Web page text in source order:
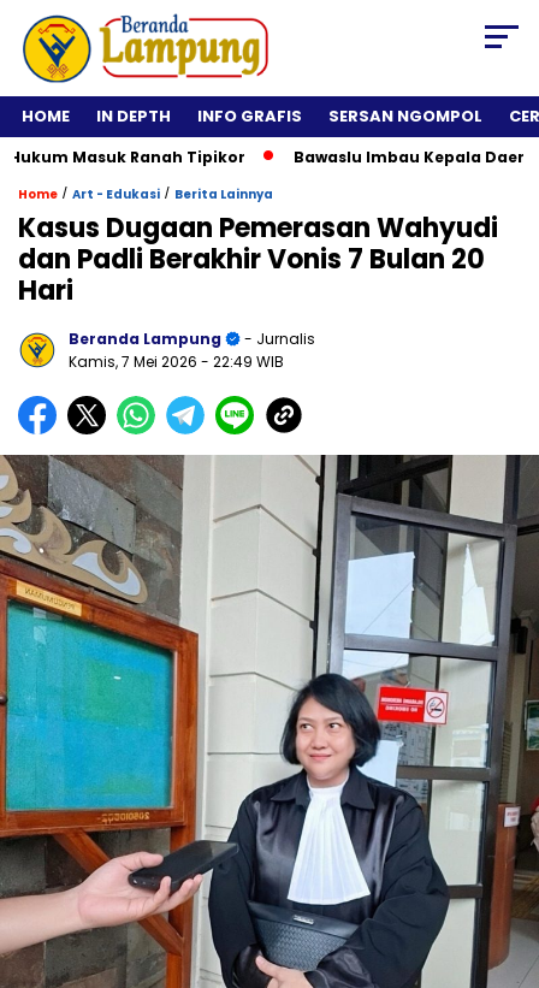
HOME IN DEPTH INFO GRAFIS SERSAN NGOMPOL
Masuk Ranah Tipikor Bawaslu Imbau Kepala Daerah
Home / Art - Edukasi / Berita Lainnya
Kasus Dugaan Pemerasan Wahyudi
dan Padli Berakhir Vonis 7 Bulan 20
Hari
Beranda Lampung
- Jurnalis
Kamis, 7 Mei 2026 - 22:49 WIB